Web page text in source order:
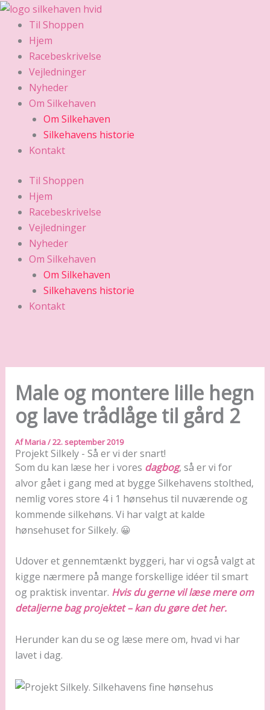
Gå
indholdet
Til Shoppen
Hjem
Racebeskrivelse
Vejledninger
Nyheder
Om Silkehaven
Om Silkehaven
Silkehavens historie
Kontakt
Til Shoppen
Hjem
Racebeskrivelse
Vejledninger
Nyheder
Om Silkehaven
Om Silkehaven
Silkehavens historie
Kontakt
Male og montere lille hegn
og lave trådlåge til gård 2
AfMaria/22. september 2019
Projekt Silkely - Så er vi der snart!
Som du kan læse her i vores dagbog, så er vi for
alvor gået i gang med at bygge Silkehavens stolthed,
nemlig vores store 4 i 1 hønsehus til nuværende og
kommende silkehøns. Vi har valgt at kalde
hønsehuset for Silkely. 😀
Udover et gennemtænkt byggeri, har vi også valgt at
kigge nærmere på mange forskellige idéer til smart
og praktisk inventar. Hvis du gerne vil læse mere om
detaljerne bag projektet – kan du gøre det her.
Herunder kan du se og læse mere om, hvad vi har
lavet i dag.